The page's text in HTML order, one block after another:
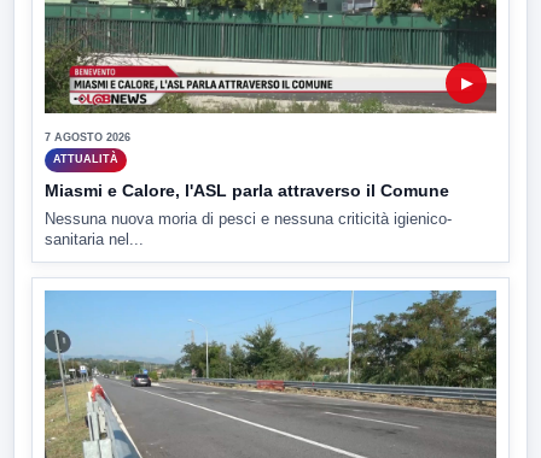
▶
7 AGOSTO 2026
ATTUALITÀ
Miasmi e Calore, l'ASL parla attraverso il Comune
Nessuna nuova moria di pesci e nessuna criticità igienico-
sanitaria nel...